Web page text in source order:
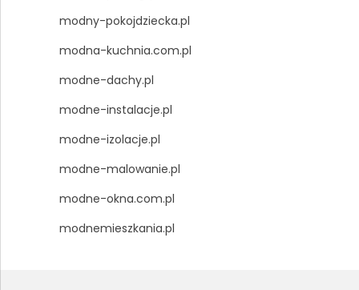
modny-pokojdziecka.pl
modna-kuchnia.com.pl
modne-dachy.pl
modne-instalacje.pl
modne-izolacje.pl
modne-malowanie.pl
modne-okna.com.pl
modnemieszkania.pl